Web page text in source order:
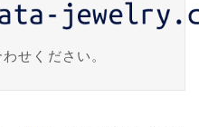
せください。